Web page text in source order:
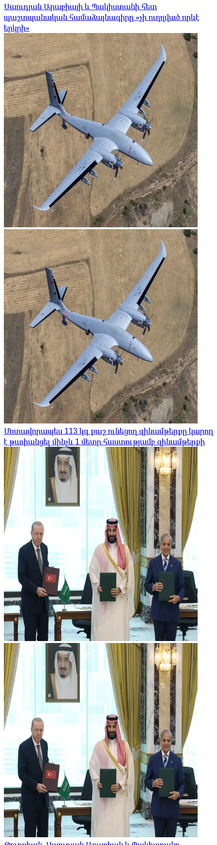
Սաուդյան Արաբիայի և Պակիստանի հետ
պաշտպանական համաձայնագիրը «չի ուղղված որևէ
երկրի»
Մոտավորապես 113 կգ քաշ ունեցող զինամթերքը կարող
է թափանցել մինչև 1 մետր հաստությամբ զինամթերքի